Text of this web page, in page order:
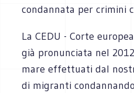
condannata per crimini
La CEDU - Corte
già pronunciata nel
mare effettuati dal
di migranti